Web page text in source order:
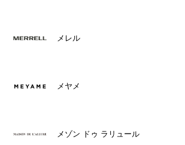
メレル
メヤメ
メゾン ドゥ ラリュール